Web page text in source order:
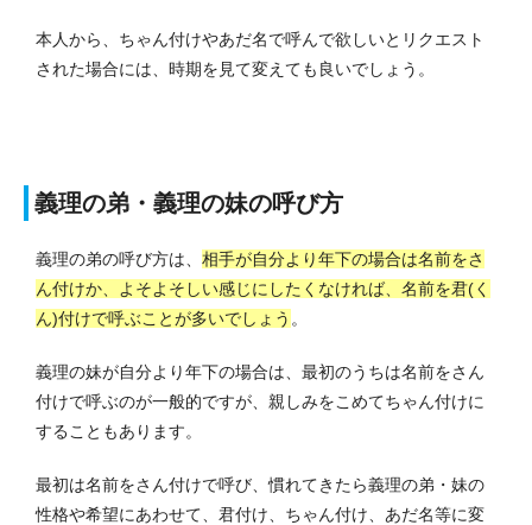
本人から、ちゃん付けやあだ名で呼んで欲しいとリクエスト
された場合には、時期を見て変えても良いでしょう。
義理の弟・義理の妹の呼び方
義理の弟の呼び方は、 相手が自分より年下の場合は名前をさ
ん付けか、よそよそしい感じにしたくなければ、名前を君(く
ん)付けで呼ぶことが多いでしょう 。
義理の妹が自分より年下の場合は、最初のうちは名前をさん
付けで呼ぶのが一般的ですが、親しみをこめてちゃん付けに
することもあります。
最初は名前をさん付けで呼び、慣れてきたら義理の弟・妹の
性格や希望にあわせて、君付け、ちゃん付け、あだ名等に変